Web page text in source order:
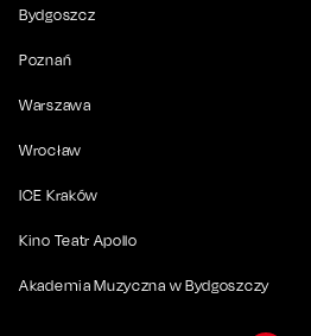
Bydgoszcz
Poznań
Warszawa
Wrocław
ICE Kraków
Kino Teatr Apollo
Akademia Muzyczna w Bydgoszczy